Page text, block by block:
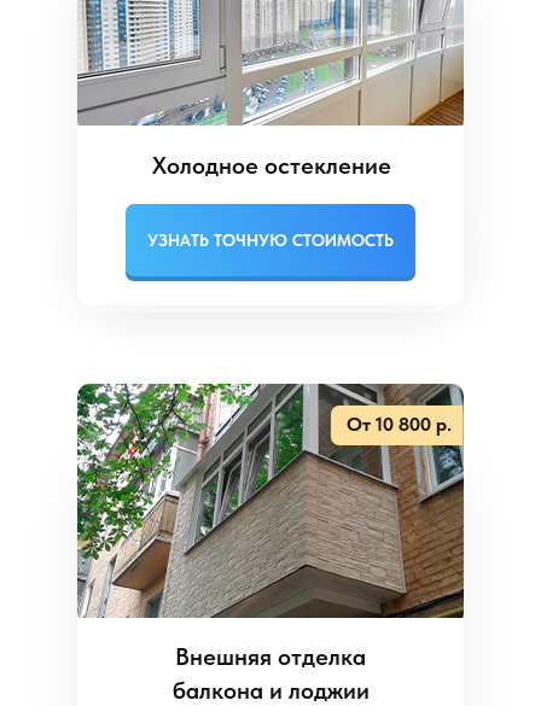
Холодное остекление
Внешняя отделка
балкона и лоджии
УЗНАТЬ ТОЧНУЮ СТОИМОСТЬ
От 10 800 р.